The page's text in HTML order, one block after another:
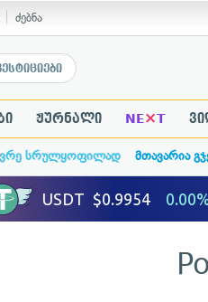
ძებნა
ჟურნალი NE×T
სრულყოფილად მთავარია